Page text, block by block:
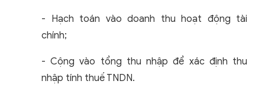
- Hạch toán vào doanh thu hoạt động tài
chính;
- Cộng vào tổng thu nhập để xác định thu
nhập tính thuế TNDN.